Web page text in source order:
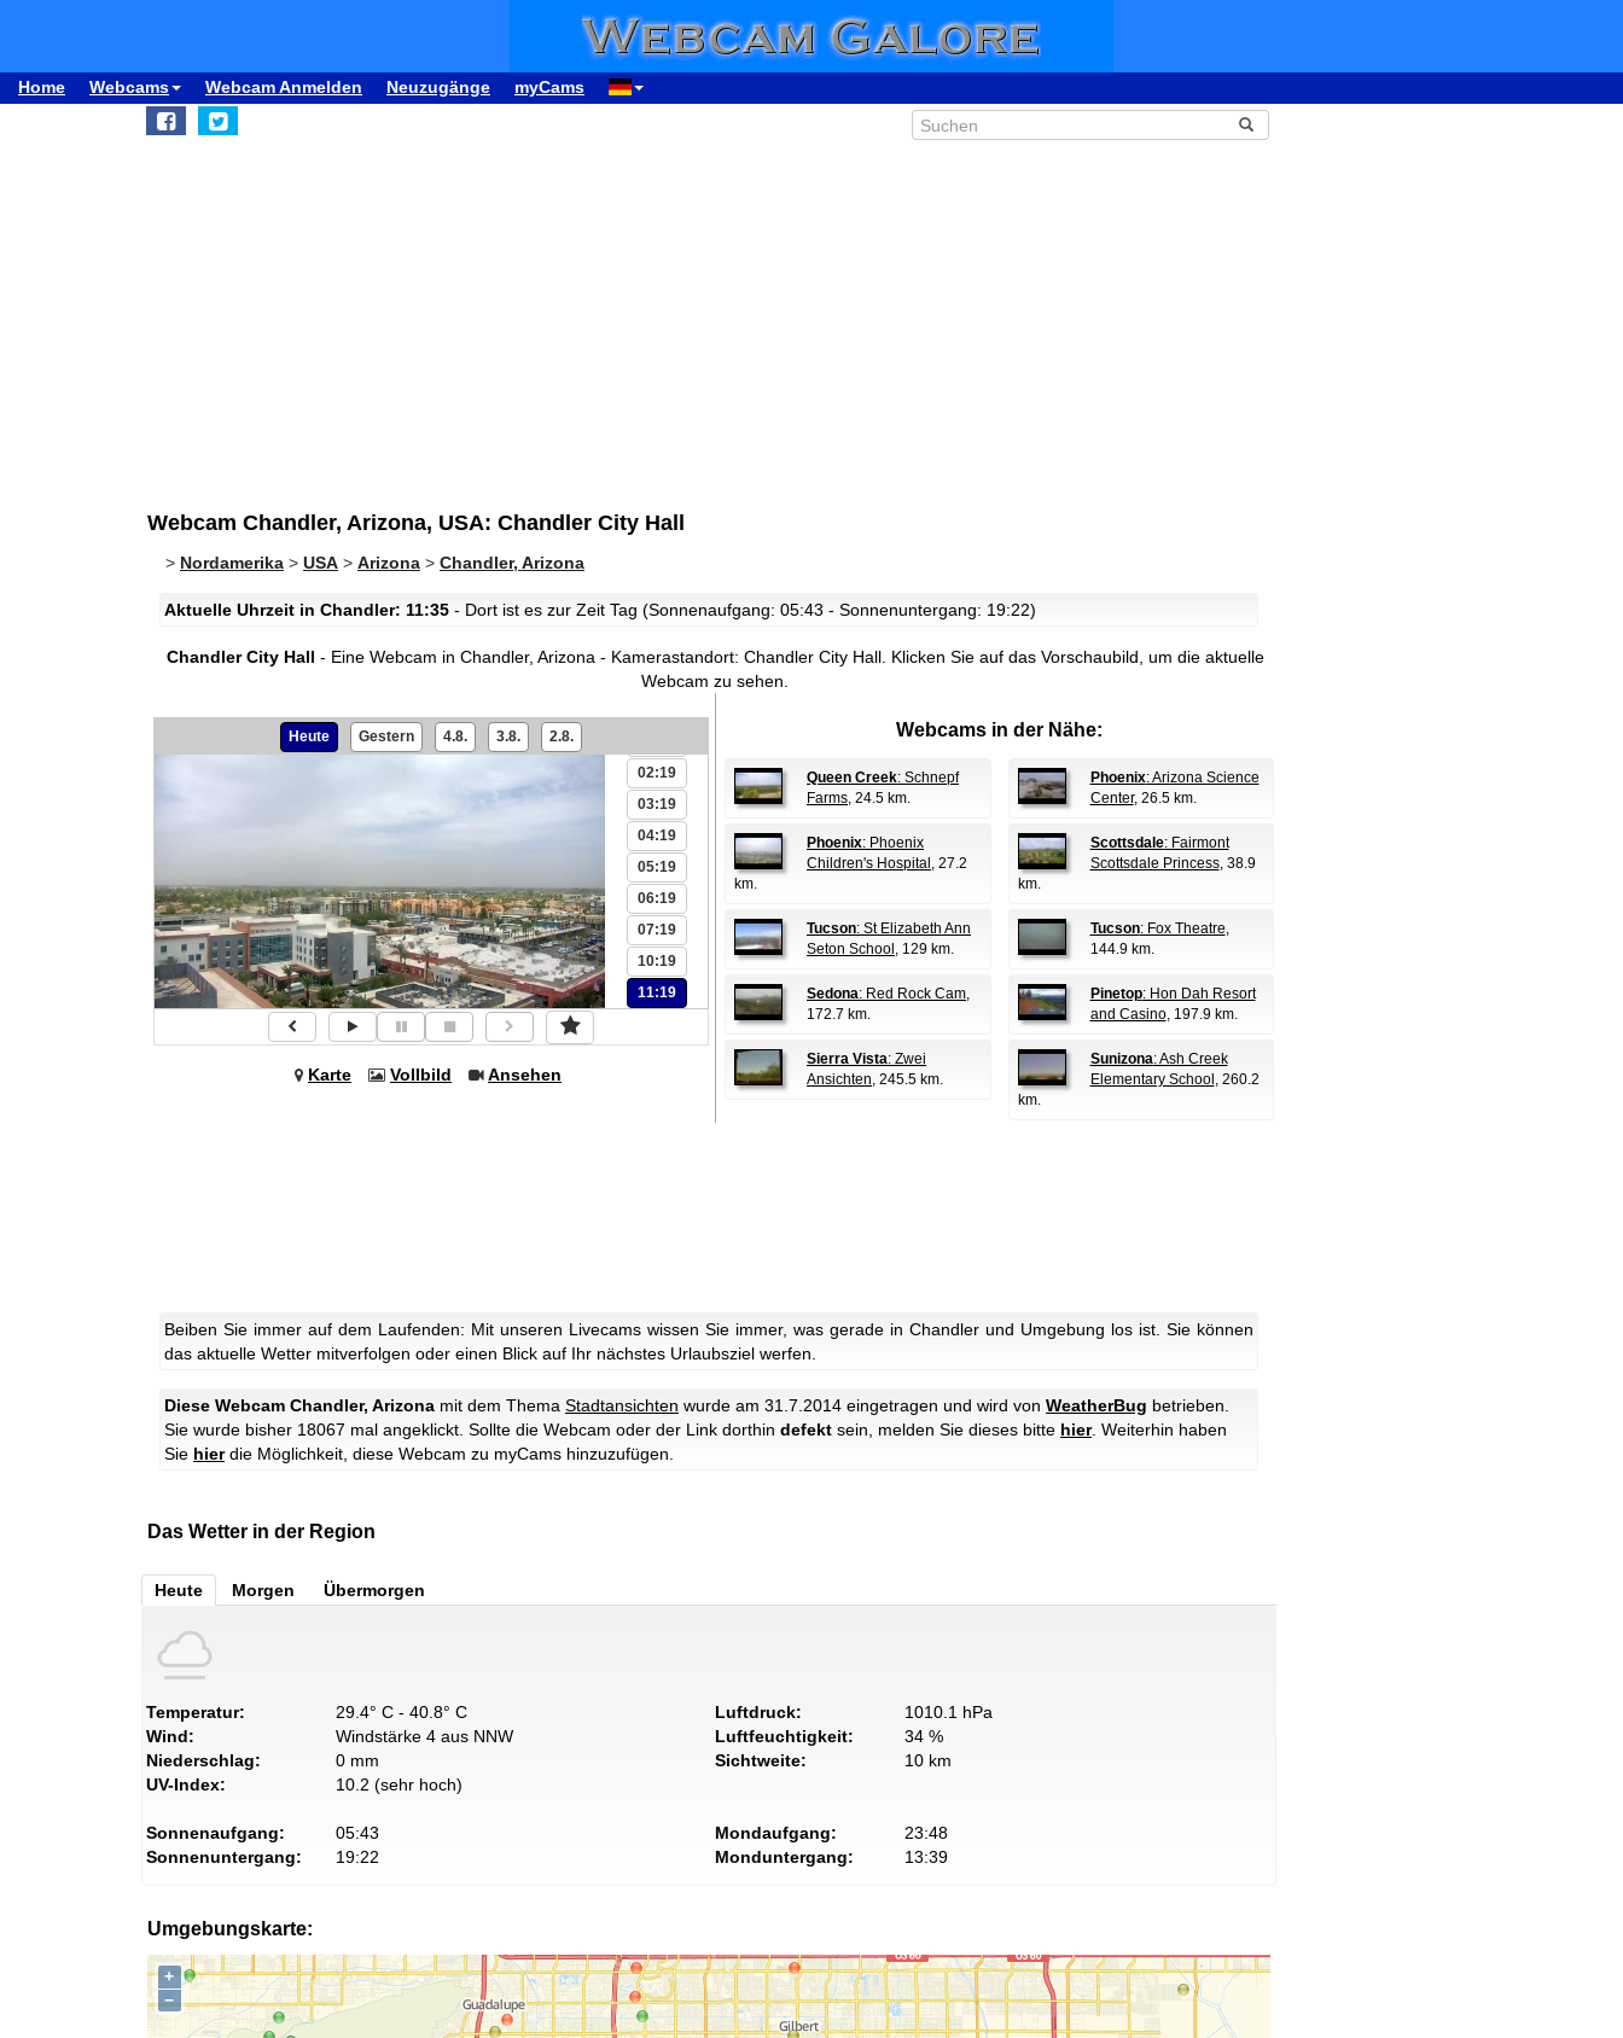
Home Webcams Webcam Anmelden Neuzugänge myCams
Webcam Chandler, Arizona, USA: Chandler City Hall
> Nordamerika > USA > Arizona > Chandler, Arizona
Aktuelle Uhrzeit in Chandler: 11:35 - Dort ist es zur Zeit Tag (Sonnenaufgang: 05:43 - Sonnenuntergang: 19:22)
Chandler City Hall - Eine Webcam in Chandler, Arizona - Kamerastandort: Chandler City Hall. Klicken Sie auf das Vorschaubild, um die aktuelle
Webcam zu sehen.
Heute Gestern 4.8. 3.8. 2.8.
02:19
03:19
04:19
05:19
06:19
07:19
10:19
11:19
Karte Vollbild Ansehen
Webcams in der Nähe:
Queen Creek: Schnepf
Farms, 24.5 km.
Phoenix: Arizona Science
Center, 26.5 km.
Phoenix: Phoenix
Children's Hospital , 27.2
km.
Scottsdale: Fairmont
Scottsdale Princess, 38.9
km.
Tucson: St Elizabeth Ann
Seton School , 129 km.
Tucson: Fox Theatre,
144.9 km.
Sedona: Red Rock Cam,
172.7 km.
Pinetop: Hon Dah Resort
and Casino, 197.9 km.
Sierra Vista: Zwei
Ansichten, 245.5 km.
Sunizona: Ash Creek
Elementary School , 260.2
km.
Beiben Sie immer auf dem Laufenden: Mit unseren Livecams wissen Sie immer, was gerade in Chandler und Umgebung los ist. Sie können
das aktuelle Wetter mitverfolgen oder einen Blick auf Ihr nächstes Urlaubsziel werfen.
Diese Webcam Chandler, Arizona mit dem Thema Stadtansichten wurde am 31.7.2014 eingetragen und wird von WeatherBug betrieben.
Sie wurde bisher 18067 mal angeklickt. Sollte die Webcam oder der Link dorthin defekt sein, melden Sie dieses bitte hier. Weiterhin haben
Sie hierdie Möglichkeit, diese Webcam zu myCams hinzuzufügen.
Das Wetter in der Region
Heute Morgen Übermorgen
Temperatur:
29.4° C - 40.8° C
Wind:
Windstärke 4 aus NNW
Niederschlag:
0 mm
UV-Index:
10.2 (sehr hoch)
Luftdruck:
1010.1 hPa
Luftfeuchtigkeit:
34 %
Sichtweite:
10 km
Sonnenaufgang:
05:43
Sonnenuntergang:
19:22
Mondaufgang:
23:48
Monduntergang:
13:39
Umgebungskarte:
+
−